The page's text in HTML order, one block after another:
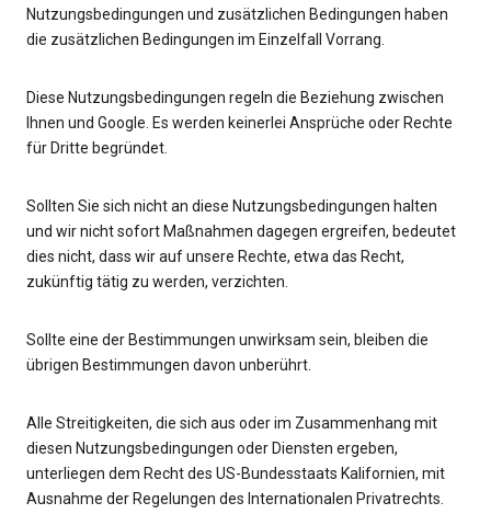
Nutzungsbedingungen und zusätzlichen Bedingungen haben
die zusätzlichen Bedingungen im Einzelfall Vorrang.
Diese Nutzungsbedingungen regeln die Beziehung zwischen
Ihnen und Google. Es werden keinerlei Ansprüche oder Rechte
für Dritte begründet.
Sollten Sie sich nicht an diese Nutzungsbedingungen halten
und wir nicht sofort Maßnahmen dagegen ergreifen, bedeutet
dies nicht, dass wir auf unsere Rechte, etwa das Recht,
zukünftig tätig zu werden, verzichten.
Sollte eine der Bestimmungen unwirksam sein, bleiben die
übrigen Bestimmungen davon unberührt.
Alle Streitigkeiten, die sich aus oder im Zusammenhang mit
diesen Nutzungsbedingungen oder Diensten ergeben,
unterliegen dem Recht des US-Bundesstaats Kalifornien, mit
Ausnahme der Regelungen des Internationalen Privatrechts.